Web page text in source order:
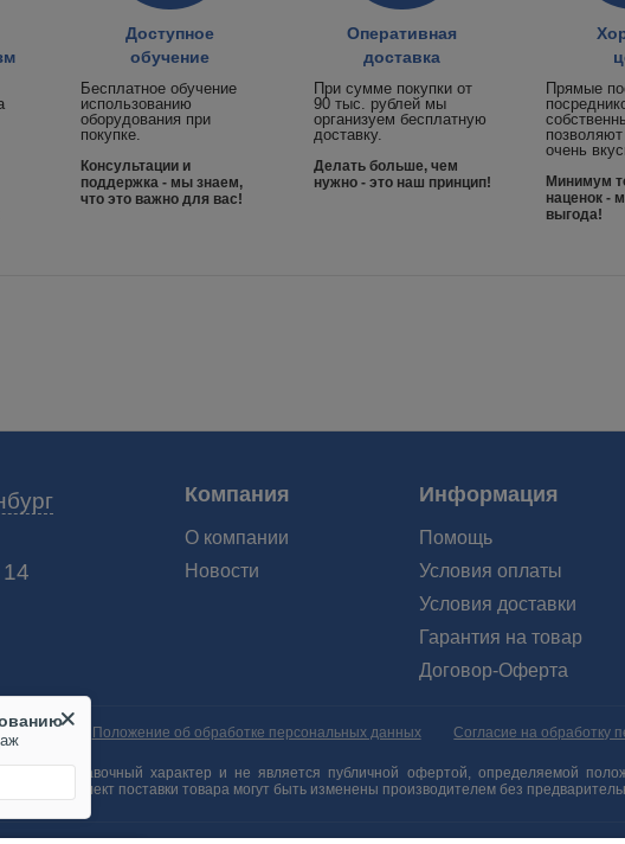
Доступное
обучение
Бесплатное обучение
использованию
оборудования при
покупке.
Консультации и
поддержка - мы знаем,
что это важно для вас!
Оперативная
доставка
При сумме покупки от
90 тыс. рублей мы
организуем бесплатную
доставку.
Делать больше, чем
нужно - это наш принцип!
Прямые
очень
Минимум
наценок -
выгода!
Компания Информация
О компании
Новости
Помощь
Условия оплаты
Условия доставки
Гарантия на товар
Договор-Оферта
Положение об обработке персональных данных Согласие на обработку
носит справочный характер и не является публичной офертой, определяемой
и комплект поставки товара могут быть изменены производителем без